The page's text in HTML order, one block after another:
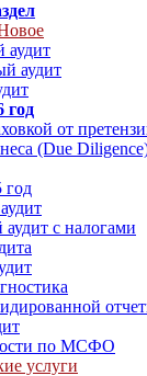
аудит
аудит
год
от
(Due
год
с налогами
по МСФО
услуги